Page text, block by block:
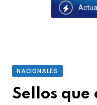
NACIONALES
Sellos